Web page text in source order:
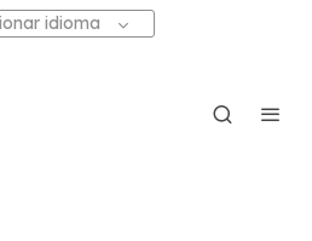
idioma